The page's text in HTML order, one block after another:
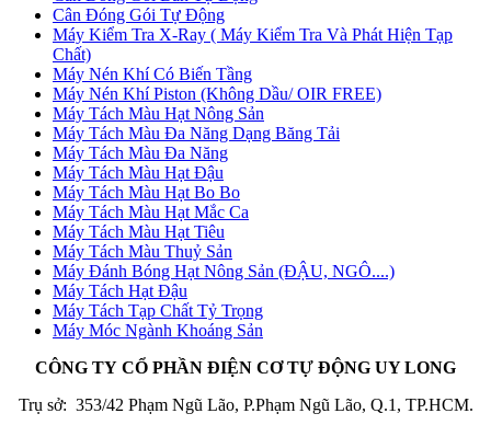
Cân Đóng Gói Tự Động
Máy Kiểm Tra X-Ray ( Máy Kiểm Tra Và Phát Hiện Tạp
Chất)
Máy Nén Khí Có Biến Tầng
Máy Nén Khí Piston (Không Dầu/ OIR FREE)
Máy Tách Màu Hạt Nông Sản
Máy Tách Màu Đa Năng Dạng Băng Tải
Máy Tách Màu Đa Năng
Máy Tách Màu Hạt Đậu
Máy Tách Màu Hạt Bo Bo
Máy Tách Màu Hạt Mắc Ca
Máy Tách Màu Hạt Tiêu
Máy Tách Màu Thuỷ Sản
Máy Đánh Bóng Hạt Nông Sản (ĐẬU, NGÔ....)
Máy Tách Hạt Đậu
Máy Tách Tạp Chất Tỷ Trọng
Máy Móc Ngành Khoáng Sản
CÔNG TY CỔ PHẦN ĐIỆN CƠ TỰ ĐỘNG UY LONG
Trụ sở: 353/42 Phạm Ngũ Lão, P.Phạm Ngũ Lão, Q.1, TP.HCM.